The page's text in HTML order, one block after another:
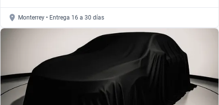
Monterrey • Entrega 16 a 30 días